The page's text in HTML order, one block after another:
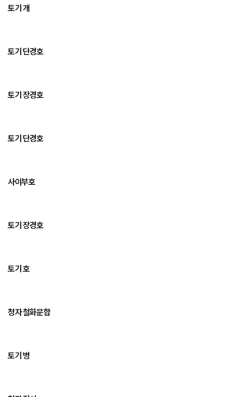
토기 개
토기 단경호
토기 장경호
토기 단경호
사이부호
토기 장경호
토기 호
청자 철화문합
토기 병